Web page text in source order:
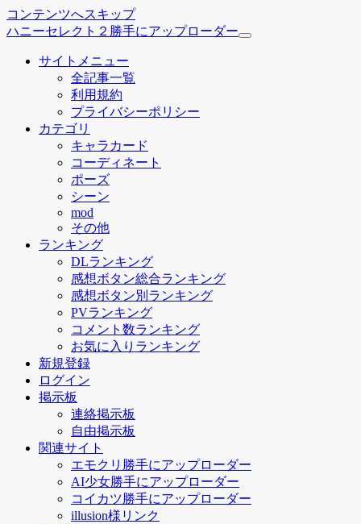
コンテンツへスキップ
ハニーセレクト２勝手にアップローダー
サイトメニュー
全記事一覧
利用規約
プライバシーポリシー
カテゴリ
キャラカード
コーディネート
ポーズ
シーン
mod
その他
ランキング
DLランキング
感想ボタン総合ランキング
感想ボタン別ランキング
PVランキング
コメント数ランキング
お気に入りランキング
新規登録
ログイン
掲示板
連絡掲示板
自由掲示板
関連サイト
エモクリ勝手にアップローダー
AI少女勝手にアップローダー
コイカツ勝手にアップローダー
illusion様リンク